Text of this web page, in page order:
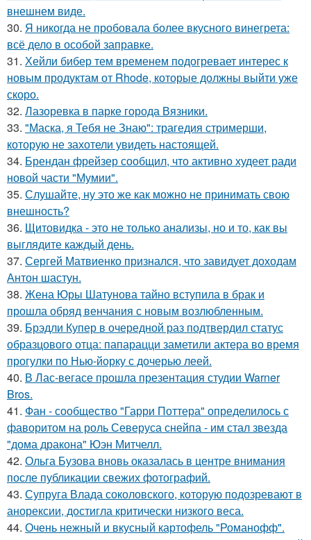
внешнем виде.
30. Я никогда не пробовала более вкусного винегрета:
всё дело в особой заправке.
31. Хейли бибер тем временем подогревает интерес к
новым продуктам от Rhode, которые должны выйти уже
скоро.
32. Лазоревка в парке города Вязники.
33. "Маска, я Тебя не Знаю": трагедия стримерши,
которую не захотели увидеть настоящей.
34. Брендан фрейзер сообщил, что активно худеет ради
новой части "Мумии".
35. Слушайте, ну это же как можно не принимать свою
внешность?
36. Щитовидка - это не только анализы, но и то, как вы
выглядите каждый день.
37. Сергей Матвиенко признался, что завидует доходам
Антон шастун.
38. Жена Юры Шатунова тайно вступила в брак и
прошла обряд венчания с новым возлюбленным.
39. Брэдли Купер в очередной раз подтвердил статус
образцового отца: папарацци заметили актера во время
прогулки по Нью-йорку с дочерью леей.
40. В Лас-вегасе прошла презентация студии Warner
Bros.
41. Фан - сообщество "Гарри Поттера" определилось с
фаворитом на роль Северуса снейпа - им стал звезда
"дома дракона" Юэн Митчелл.
42. Ольга Бузова вновь оказалась в центре внимания
после публикации свежих фотографий.
43. Супруга Влада соколовского, которую подозревают в
анорексии, достигла критически низкого веса.
44. Очень нежный и вкусный картофель "Романофф".